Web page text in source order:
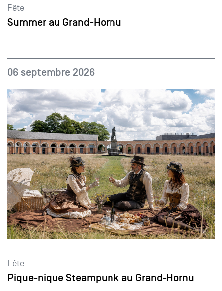
Fête
Summer au Grand-Hornu
06 septembre 2026
Fête
Pique-nique Steampunk au Grand-Hornu